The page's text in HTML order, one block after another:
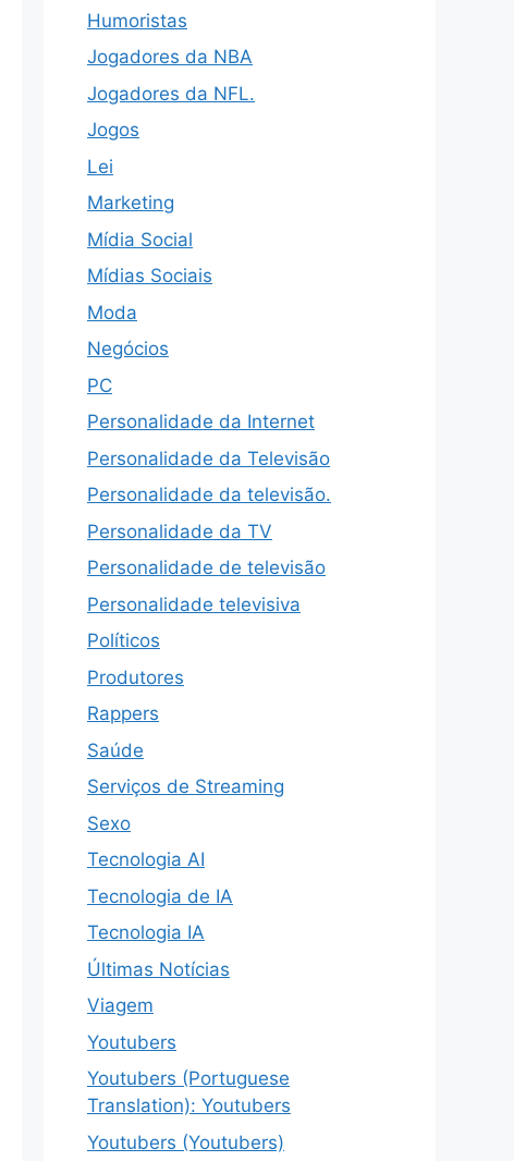
Humoristas
Jogadores da NBA
Jogadores da NFL.
Jogos
Lei
Marketing
Mídia Social
Mídias Sociais
Moda
Negócios
PC
Personalidade da Internet
Personalidade da Televisão
Personalidade da televisão.
Personalidade da TV
Personalidade de televisão
Personalidade televisiva
Políticos
Produtores
Rappers
Saúde
Serviços de Streaming
Sexo
Tecnologia AI
Tecnologia de IA
Tecnologia IA
Últimas Notícias
Viagem
Youtubers
Youtubers (Portuguese
Translation): Youtubers
Youtubers (Youtubers)